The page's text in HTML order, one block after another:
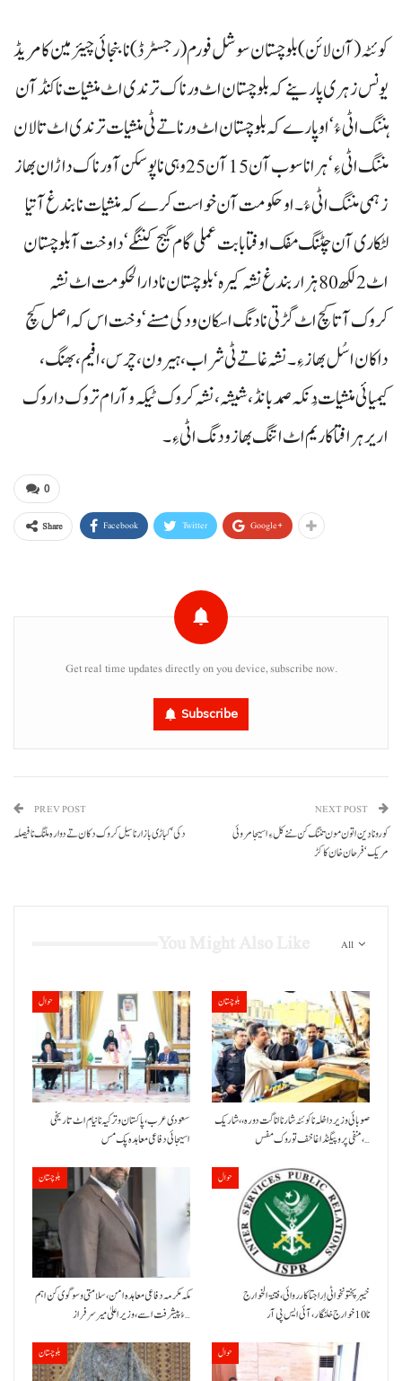
کوئٹہ (آن لائن) بلوچستان سوشل فورم (رجسٹرڈ) نا بنجائی چیئرمین کامریڈ
یونس زہریپارینے کہ بلوچستان اٹ ورناک ترندی اٹ منشیات ناکنڈآن
ہننگ اٹی ءُ‘ او پارے کہ بلوچستان اٹ ورناتے ٹی منشیات ترندی اٹ تالان
مننگ اٹی ءِ‘ ہرانا سوب آن 15 آن 25 وہی نا پوسکن آورناک داڑان بھاز
زہمی مننگ اٹی ءُ۔ او حکومت آن خواست کرے کہ منشیات نا بندغ آتیا
لٹکاری آن چٹنگ مفک اوفتا بابت عملی گام گیج کننگے‘ داوخت آ بلوچستان
اٹ 2 لکھ 80 ہزار بندغ نشہ کیرہ‘ بلوچستان نا دارالحکومت اٹ نشہ
کروک آتا کچ اٹ گڑتی نادنگ اسکان ودکی مسنے‘ وخت اس کہ اصل کچ
داکان اسُل بھاز ءِ۔ نشہ غاتے ٹی شراب، ہیرون، چرس، افیم، بھنگ،
کیمیائی منشیات دُنکہ صمد بانڈ، شیشہ، نشہ کروک ٹیکہ و آرام تروک داروک
اریر ہرافتا کاریم اٹ اتنگ بھاز ودنگ اٹی ءِ۔
0
Share Facebook Twitter Google+
Get real time updates directly on you device, subscribe now.
Subscribe
PREV POST
دکی‘کباڑی بازار نا سیل کروک دکان تے دوارہ ملنگ نا فیصلہ
NEXT POST
کورونا دَین اتون مون تننگ کن ننے کل ءِ اسیجا مروئی
مریک‘فرحان خان کاکڑ
All
حوال
سعودی عرب، پاکستان و ترکیہ نا نیام اٹ تاریخی
اسیجائی دفاعی معاہدہ پک مس
بلوچستان
صوبائی وزیر داخلہ نا کوئٹہ شار نا اناگت دورہ،، شاریک
منفی پروپیگنڈا غا خف توروک مفس،…
بلوچستان
مکہ مکرمہ دفاعی معاہدہ امن، سلامتی و سوگوی کن اہم
ءُ پیشرفت اسے،وزیراعلیٰ میر سرفراز…
حوال
خیبر پختونخوا ٹی اِرا جتا کارروائی، فتنۃ الخوارج
نا 10خوارج خلنگار،آئی ایس پی آر
بلوچستان حوال